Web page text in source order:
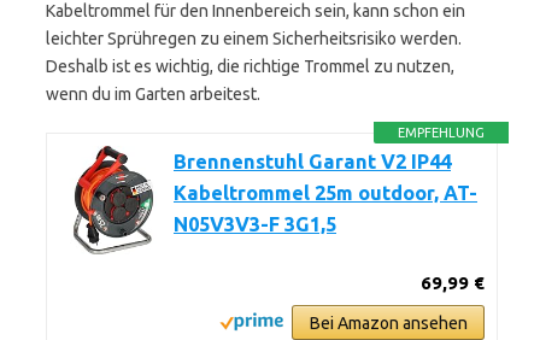
Kabeltrommel für den Innenbereich sein, kann schon ein
leichter Sprühregen zu einem Sicherheitsrisiko werden.
Deshalb ist es wichtig, die richtige Trommel zu nutzen,
wenn du im Garten arbeitest.
EMPFEHLUNG
Brennenstuhl Garant V2 IP44
Kabeltrommel 25m outdoor, AT-
N05V3V3-F 3G1,5
69,99 €
Bei Amazon ansehen